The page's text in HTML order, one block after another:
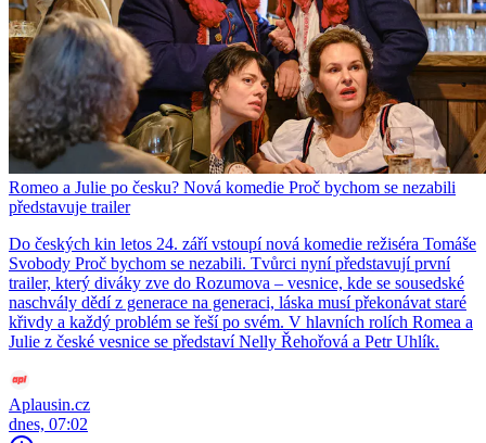
Romeo a Julie po česku? Nová komedie Proč bychom se nezabili
představuje trailer
Do českých kin letos 24. září vstoupí nová komedie režiséra Tomáše
Svobody Proč bychom se nezabili. Tvůrci nyní představují první
trailer, který diváky zve do Rozumova – vesnice, kde se sousedské
naschvály dědí z generace na generaci, láska musí překonávat staré
křivdy a každý problém se řeší po svém. V hlavních rolích Romea a
Julie z české vesnice se představí Nelly Řehořová a Petr Uhlík.
Aplausin.cz
dnes, 07:02